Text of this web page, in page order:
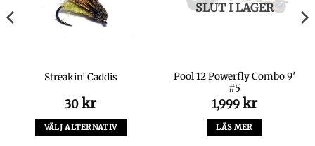
Streakin’ Caddis
30 kr
VÄLJ ALTERNATIV
SLUT I LAGER
Pool 12 Powerfly Combo 9′
#5
1,999 kr
LÄS MER